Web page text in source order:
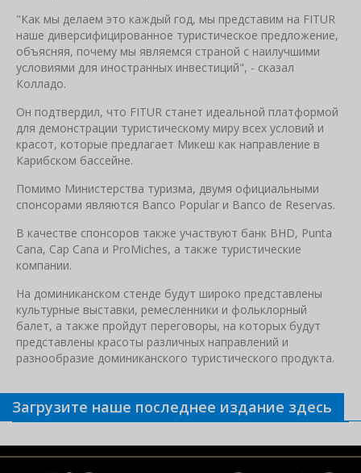
"Как мы делаем это каждый год, мы представим на FITUR
наше диверсифицированное туристическое предложение,
объясняя, почему мы являемся страной с наилучшими
условиями для иностранных инвестиций", - сказал
Колладо.
Он подтвердил, что FITUR станет идеальной платформой
для демонстрации туристическому миру всех условий и
красот, которые предлагает Микеш как направление в
Карибском бассейне.
Помимо Министерства туризма, двумя официальными
спонсорами являются Banco Popular и Banco de Reservas.
В качестве спонсоров также участвуют банк BHD, Punta
Cana, Cap Cana и ProMiches, а также туристические
компании.
На доминиканском стенде будут широко представлены
культурные выставки, ремесленники и фольклорный
балет, а также пройдут переговоры, на которых будут
представлены красоты различных направлений и
разнообразие доминиканского туристического продукта.
Связанные новости
Загрузите наше последнее издание здесь